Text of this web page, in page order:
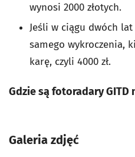
wynosi 2000 złotych.
Jeśli w ciągu dwóch
samego wykroczenia,
karę, czyli 4000 zł.
Gdzie są fotoradary GITD
Galeria zdjęć